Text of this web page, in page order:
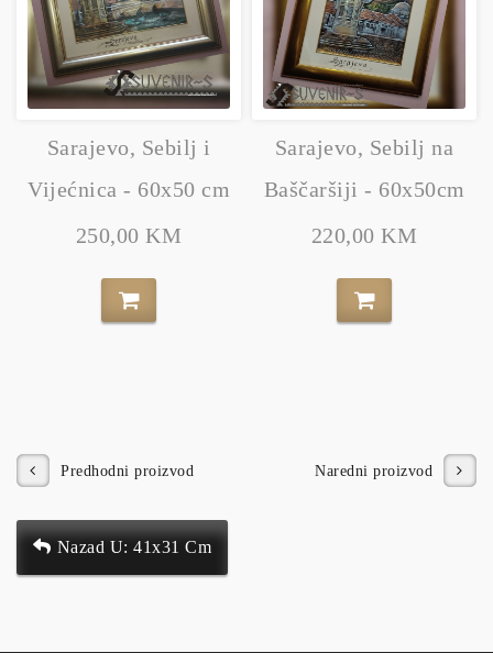
Sarajevo, Sebilj i
Vijećnica - 60x50 cm
250,00 KM
Sarajevo, Sebilj na
Baščaršiji - 60x50cm
220,00 KM
Naredni proizvod
Predhodni proizvod
Nazad U: 41x31 Cm